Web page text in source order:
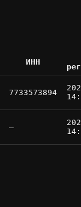
ИНН
7733573894
—